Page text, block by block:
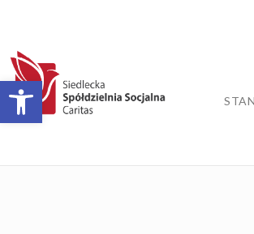
Otwórz pasek